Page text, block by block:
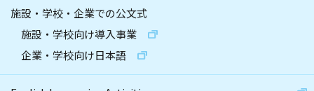
施設・学校・企業での公文式
施設・学校向け導入事業
企業・学校向け日本語